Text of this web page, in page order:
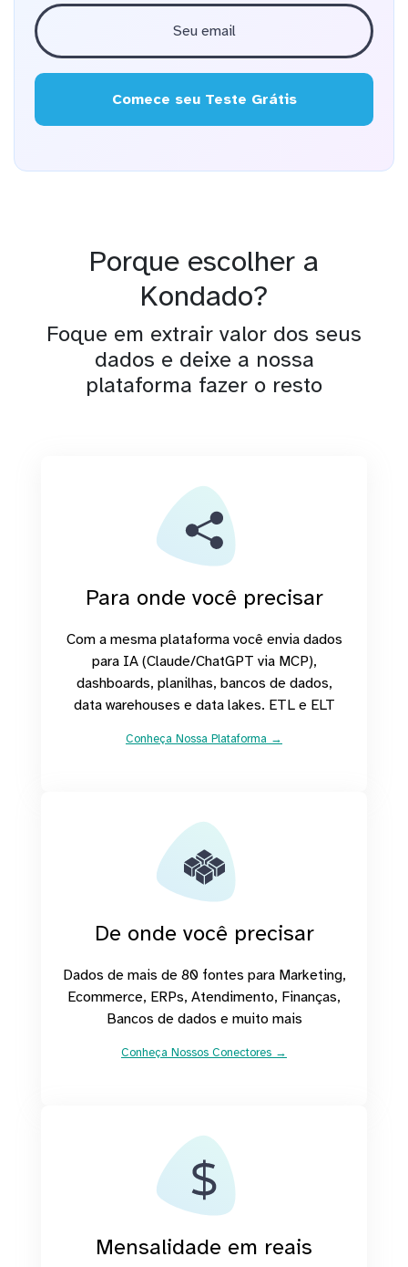
Comece seu Teste Grátis
Porque escolher a
Kondado?
Foque em extrair valor dos seus
dados e deixe a nossa
plataforma fazer o resto
Para onde você precisar
Com a mesma plataforma você envia dados
para IA (Claude/ChatGPT via MCP),
dashboards, planilhas, bancos de dados,
data warehouses e data lakes. ETL e ELT
Conheça Nossa Plataforma →
De onde você precisar
Dados de mais de 80 fontes para Marketing,
Ecommerce, ERPs, Atendimento, Finanças,
Bancos de dados e muito mais
Conheça Nossos Conectores →
Mensalidade em reais